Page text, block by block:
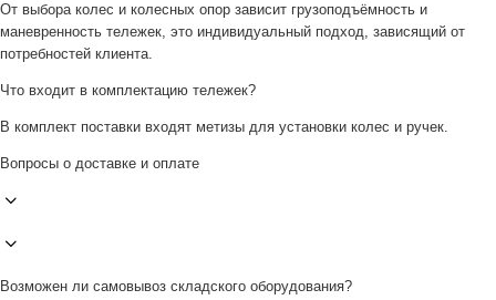
От выбора колес и колесных опор зависит грузоподъёмность и
маневренность тележек, это индивидуальный подход, зависящий от
потребностей клиента.
Что входит в комплектацию тележек?
В комплект поставки входят метизы для установки колес и ручек.
Вопросы о доставке и оплате
Возможен ли самовывоз складского оборудования?